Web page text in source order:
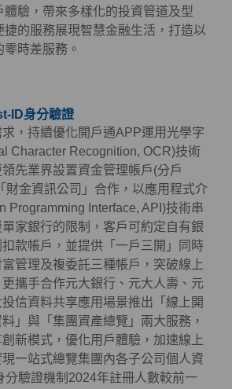
體驗，帶來多樣化的投資管道及型
捷的服務展現智慧金融生活，打造以
時差服務。
ID身分驗證
，持續優化開戶通APP運用光學字
Character Recognition, OCR)技術
先業界設置資金管理帳戶(分戶
財金資訊公司」合作，以應用程式介
Programming Interface, API)技術串
家銀行的限制，客戶可約定自有銀
款帳戶，並提供「一戶三開」同時
管理及複委託三種帳戶，突破線上
攜手合作元大銀行、元大人壽、元
信資料共享應用場景推出「線上開
」與「集團資產總覽」兩大服務，
新模式，優化用戶體驗，加速線上
一站式總覽集團內各子公司個人資
分驗證機制2024年註冊人數較前一